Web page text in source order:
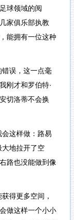
球领域的阅
家俱乐部执教
能拥有一位这种
误，这一点毫
刚才和罗伯特·
切洛蒂不会换
这样做：路易
大地拉开了空
路也没能做到像
得更多空间，
做这样一个小小